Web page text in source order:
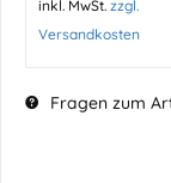
inkl. MwSt. zzgl.
Versandkosten
Fragen zum